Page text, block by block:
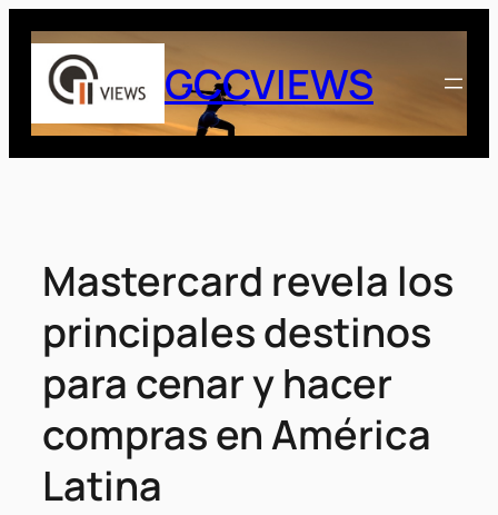
Saltar
contenido
GCCVIEWS
Mastercard revela los
principales destinos
para cenar y hacer
compras en América
Latina